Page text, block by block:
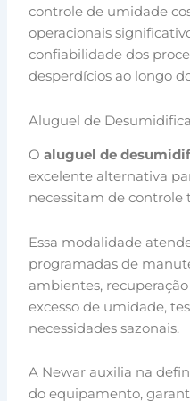
controle de umidade
operacionais
confiabilidade dos
desperdícios ao longo
Aluguel de
Oaluguel de
excelente alternativa
necessitam de
Essa modalidade
programadas de
ambientes,
excesso de umidade,
necessidades sazonais.
A Newar auxilia na
do equipamento,